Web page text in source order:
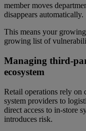
member moves
disappears automatically.
This means your
growing list of
Managing third-
ecosystem
Retail operations rely
system providers to
direct access to in-store
introduces risk.